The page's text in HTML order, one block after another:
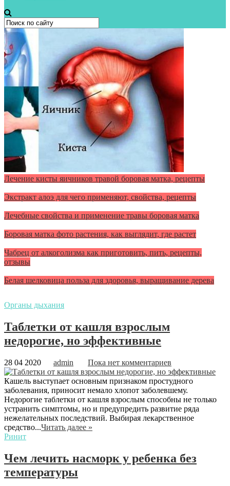
Лечение кисты яичников травой боровая матка, рецепты
Экстракт алоэ для чего применяют, свойства, рецепты
Лечебные свойства и применение травы боровая матка
Боровая матка фото растения, как выглядит, где растет
Чабрец от алкоголизма как приготовить, пить, рецепты,
отзывы
Белая шелковица польза для здоровья, выращивание дерева
Органы дыхания
Таблетки от кашля взрослым
недорогие, но эффективные
28 04 2020 admin Пока нет комментариев
Кашель выступает основным признаком простудного
заболевания, приносит немало хлопот заболевшему.
Недорогие таблетки от кашля взрослым способны не только
устранить симптомы, но и предупредить развитие ряда
нежелательных последствий. Выбирая лекарственное
средство...Читать далее »
Ринит
Чем лечить насморк у ребенка без
температуры